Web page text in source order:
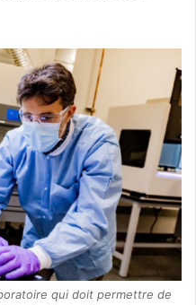
qui doit permettre de